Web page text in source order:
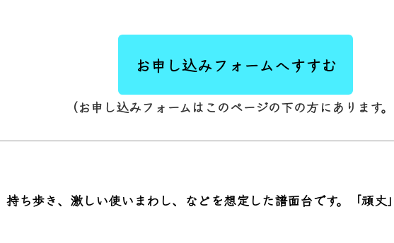
お申し込みフォームへすすむ
（お申し込みフォームはこのページの下の方にあります
持ち歩き、激しい使いまわし、などを想定した譜面台です。「頑丈